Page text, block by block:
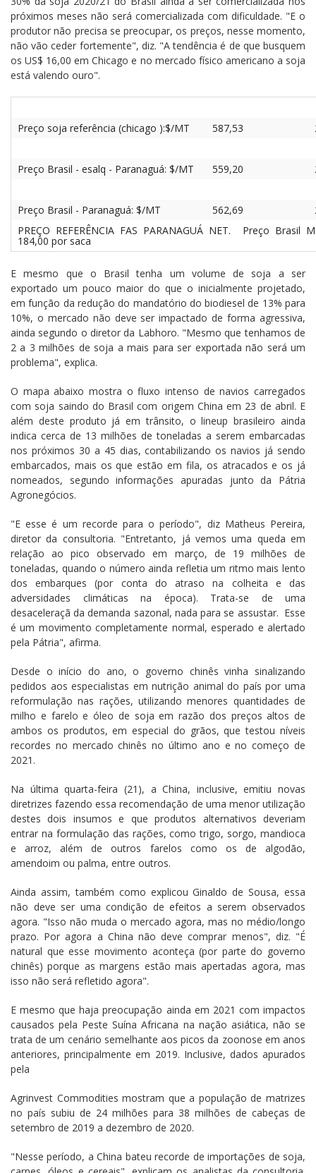
próximos meses não será comercializada com dificuldade. "E o
produtor não precisa se preocupar, os preços, nesse momento,
não vão ceder fortemente", diz. "A tendência é de que busquem
os US$ 16,00 em Chicago e no mercado físico americano a soja
está valendo ouro".
Preço soja referência (chicago ):$/MT 587,53
Preço Brasil - esalq - Paranaguá: $/MT 559,20
Preço Brasil - Paranaguá: $/MT 562,69
PREÇO REFERÊNCIA FAS PARANAGUÁ NET. Preço Brasil
184,00 por saca
E mesmo que o Brasil tenha um volume de soja a ser
exportado um pouco maior do que o inicialmente projetado,
em função da redução do mandatório do biodiesel de 13% para
10%, o mercado não deve ser impactado de forma agressiva,
ainda segundo o diretor da Labhoro. "Mesmo que tenhamos de
2 a 3 milhões de soja a mais para ser exportada não será um
problema", explica.
O mapa abaixo mostra o fluxo intenso de navios carregados
com soja saindo do Brasil com origem China em 23 de abril. E
além deste produto já em trânsito, o lineup brasileiro ainda
indica cerca de 13 milhões de toneladas a serem embarcadas
nos próximos 30 a 45 dias, contabilizando os navios já sendo
embarcados, mais os que estão em fila, os atracados e os já
nomeados, segundo informações apuradas junto da Pátria
Agronegócios.
"E esse é um recorde para o período", diz Matheus Pereira,
diretor da consultoria. "Entretanto, já vemos uma queda em
relação ao pico observado em março, de 19 milhões de
toneladas, quando o número ainda refletia um ritmo mais lento
dos embarques (por conta do atraso na colheita e das
adversidades climáticas na época). Trata-se de uma
desaceleraçã da demanda sazonal, nada para se assustar. Esse
é um movimento completamente normal, esperado e alertado
pela Pátria", afirma.
Desde o início do ano, o governo chinês vinha sinalizando
pedidos aos especialistas em nutrição animal do país por uma
reformulação nas rações, utilizando menores quantidades de
milho e farelo e óleo de soja em razão dos preços altos de
ambos os produtos, em especial do grãos, que testou níveis
recordes no mercado chinês no último ano e no começo de
2021.
Na última quarta-feira (21), a China, inclusive, emitiu novas
diretrizes fazendo essa recomendação de uma menor utilização
destes dois insumos e que produtos alternativos deveriam
entrar na formulação das rações, como trigo, sorgo, mandioca
e arroz, além de outros farelos como os de algodão,
amendoim ou palma, entre outros.
Ainda assim, também como explicou Ginaldo de Sousa, essa
não deve ser uma condição de efeitos a serem observados
agora. "Isso não muda o mercado agora, mas no médio/longo
prazo. Por agora a China não deve comprar menos", diz. "É
natural que esse movimento aconteça (por parte do governo
chinês) porque as margens estão mais apertadas agora, mas
isso não será refletido agora".
E mesmo que haja preocupação ainda em 2021 com impactos
causados pela Peste Suína Africana na nação asiática, não se
trata de um cenário semelhante aos picos da zoonose em anos
anteriores, principalmente em 2019. Inclusive, dados apurados
pela
Agrinvest Commodities mostram que a população de matrizes
no país subiu de 24 milhões para 38 milhões de cabeças de
setembro de 2019 a dezembro de 2020.
"Nesse período, a China bateu recorde de importações de soja,